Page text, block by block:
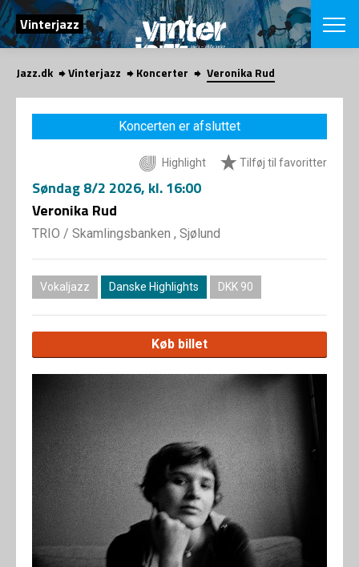
SØG
Vinterjazz
English
VÆLG
COPENHAGEN
SHOP
Jazz.dk Vinterjazz Koncerter Veronika Rud
Koncerten er afsluttet
Highlight Tilføj til favoritter
Søndag8/2 2026, kl. 16:00
Veronika Rud
TRIO / Skamlingsbanken , Sjølund
Vokaljazz Danske Highlights DKK 90
Køb billet